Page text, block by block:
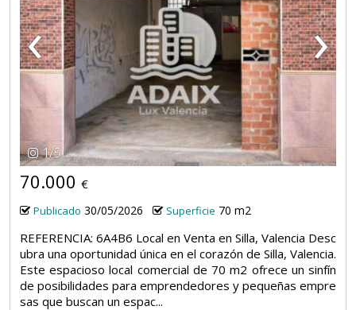
‹ ›
1/5
70.000 €
Publicado 30/05/2026 Superficie 70 m2
REFERENCIA: 6A4B6 Local en Venta en Silla, Valencia Desc
ubra una oportunidad única en el corazón de Silla, Valencia.
Este espacioso local comercial de 70 m2 ofrece un sinfín
de posibilidades para emprendedores y pequeñas empre
sas que buscan un espac...